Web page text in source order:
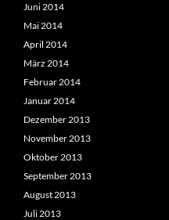
Juni 2014
Mai 2014
April 2014
März 2014
Februar 2014
Januar 2014
Dezember 2013
November 2013
Oktober 2013
September 2013
August 2013
Juli 2013